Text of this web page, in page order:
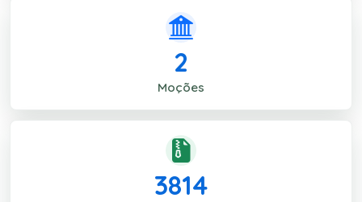
2
Moções
3814